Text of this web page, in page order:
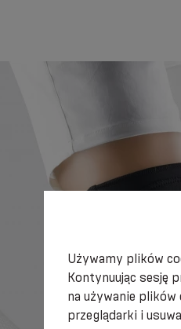
Używamy plików
Kontynuując sesję
na używanie
przeglądarki i